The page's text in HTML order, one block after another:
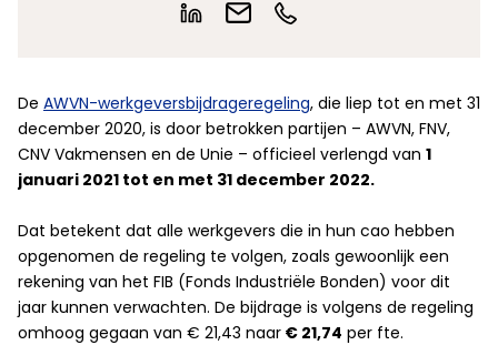
De AWVN-werkgeversbijdrageregeling, die liep tot en met 31
december 2020, is door betrokken partijen – AWVN, FNV,
CNV Vakmensen en de Unie – officieel verlengd van 1
januari 2021 tot en met 31 december 2022.
Dat betekent dat alle werkgevers die in hun cao hebben
opgenomen de regeling te volgen, zoals gewoonlijk een
rekening van het FIB (Fonds Industriële Bonden) voor dit
jaar kunnen verwachten. De bijdrage is volgens de regeling
omhoog gegaan van € 21,43 naar € 21,74 per fte.